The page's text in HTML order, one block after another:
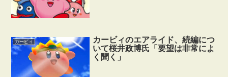
カービィ
カービィのエアライド、続編につ
いて桜井政博氏「要望は非常によ
く聞く」